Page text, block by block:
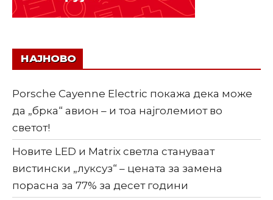
НАЈНОВО
Porsche Cayenne Electric покажа дека може
да „брка“ авион – и тоа најголемиот во
светот!
Новите LED и Matrix светла стануваат
вистински „луксуз“ – цената за замена
порасна за 77% за десет години